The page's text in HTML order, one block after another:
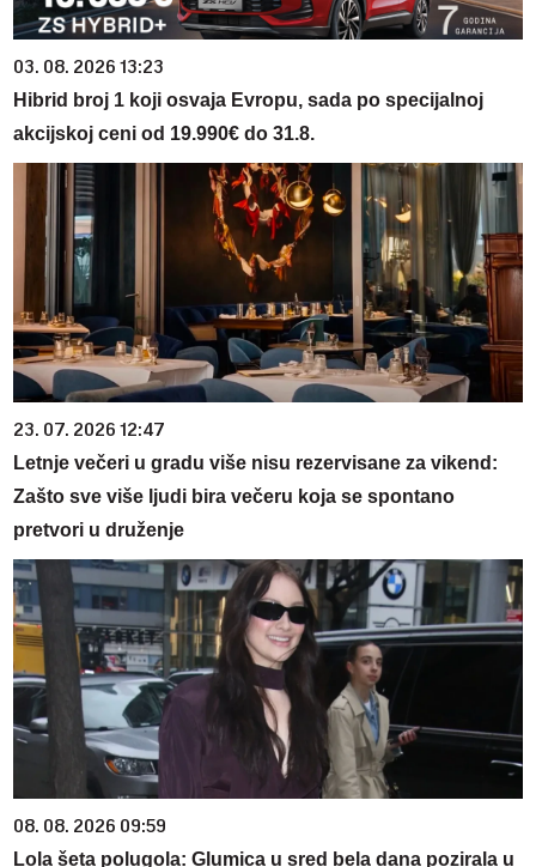
03. 08. 2026 13:23
Hibrid broj 1 koji osvaja Evropu, sada po specijalnoj
akcijskoj ceni od 19.990€ do 31.8.
23. 07. 2026 12:47
Letnje večeri u gradu više nisu rezervisane za vikend:
Zašto sve više ljudi bira večeru koja se spontano
pretvori u druženje
08. 08. 2026 09:59
Lola šeta polugola: Glumica u sred bela dana pozirala u